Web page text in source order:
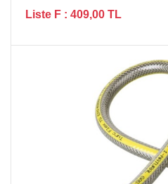
Liste F : 409,00 TL